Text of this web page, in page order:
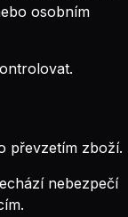
osobním
převzetím zboží.
nebezpečí